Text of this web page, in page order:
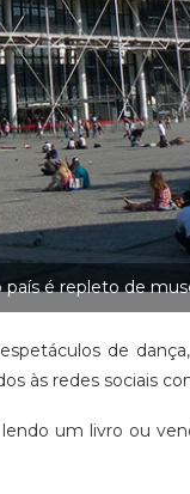
é repleto de
de
às redes sociais
um livro ou